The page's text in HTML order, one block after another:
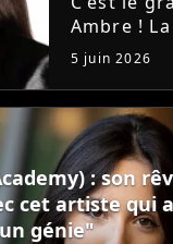
Ambre !
la Star
premiers
l'industrie
J'me
premier
chanteuse
5 juin 2026
: son
cet artiste qui
génie"